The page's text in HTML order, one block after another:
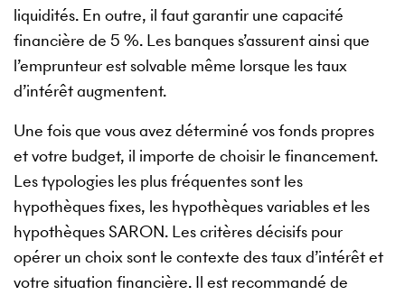
liquidités. En outre, il faut garantir une capacité
financière de 5 %. Les banques s’assurent ainsi que
l’emprunteur est solvable même lorsque les taux
d’intérêt augmentent.
Une fois que vous avez déterminé vos fonds propres
et votre budget, il importe de choisir le financement.
Les typologies les plus fréquentes sont les
hypothèques fixes, les hypothèques variables et les
hypothèques SARON. Les critères décisifs pour
opérer un choix sont le contexte des taux d’intérêt et
votre situation financière. Il est recommandé de